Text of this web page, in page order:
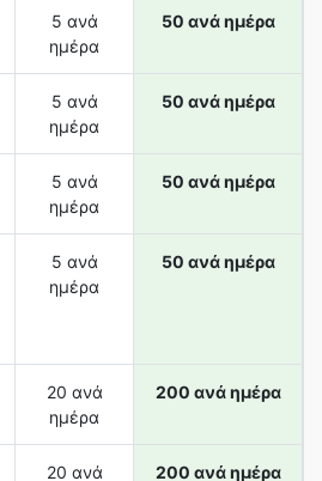
5 ανά
ημέρα
50 ανά ημέρα
5 ανά
ημέρα
50 ανά ημέρα
5 ανά
ημέρα
50 ανά ημέρα
5 ανά
ημέρα
50 ανά ημέρα
20 ανά
ημέρα
200 ανά ημέρα
20 ανά
200 ανά ημέρα